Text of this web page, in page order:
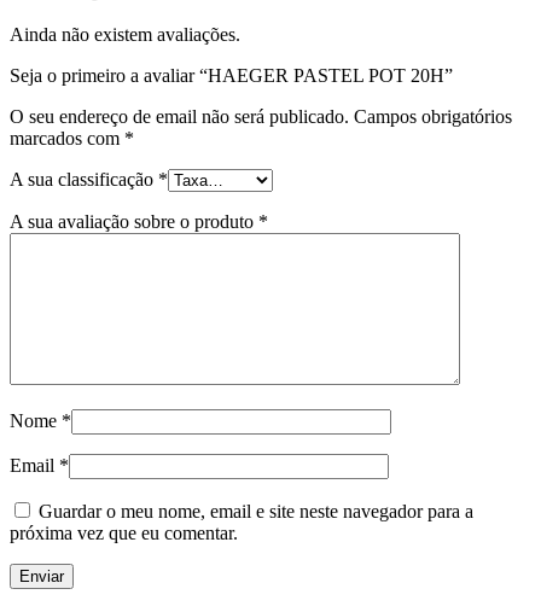
Ainda não existem avaliações.
Seja o primeiro a avaliar “HAEGER PASTEL POT 20H”
O seu endereço de email não será publicado. Campos obrigatórios
marcados com *
A sua classificação *
A sua avaliação sobre o produto *
Nome *
Email *
Guardar o meu nome, email e site neste navegador para a
próxima vez que eu comentar.